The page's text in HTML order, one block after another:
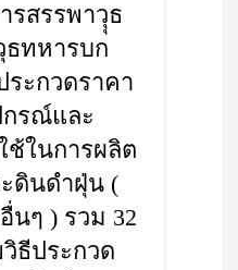
รสรรพาวุุธ
ธทหารบก
ระกวดราคา
รณ์และ
ในการผลิต
ดินดำฝุ่น (
นๆ ) รวม 32
ธีประกวด